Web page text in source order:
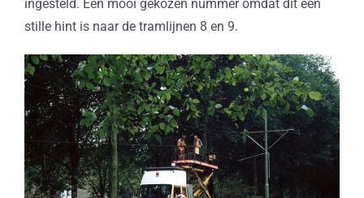
ingesteld. Een mooi gekozen nummer omdat dit een
stille hint is naar de tramlijnen 8 en 9.